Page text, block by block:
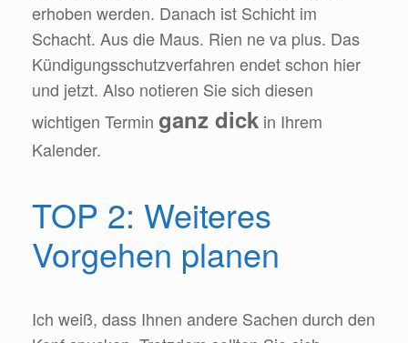
erhoben werden. Danach ist Schicht im
Schacht. Aus die Maus. Rien ne va plus. Das
Kündigungsschutzverfahren endet schon hier
und jetzt. Also notieren Sie sich diesen
wichtigen Termin ganz dick in Ihrem
Kalender.
TOP 2: Weiteres
Vorgehen planen
Ich weiß, dass Ihnen andere Sachen durch den